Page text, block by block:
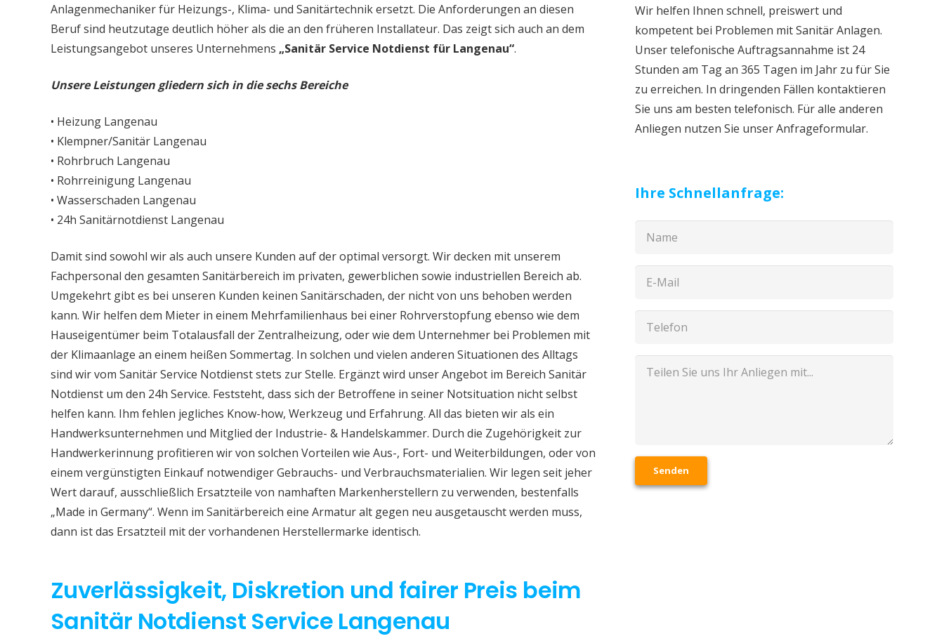
Anlagenmechaniker für Heizungs-, Klima- und Sanitärtechnik ersetzt. Die Anforderungen an diesen
Beruf sind heutzutage deutlich höher als die an den früheren Installateur. Das zeigt sich auch an dem
Leistungsangebot unseres Unternehmens „Sanitär Service Notdienst für Langenau“.
Unsere Leistungen gliedern sich in die sechs Bereiche
• Heizung Langenau
• Klempner/Sanitär Langenau
• Rohrbruch Langenau
• Rohrreinigung Langenau
• Wasserschaden Langenau
• 24h Sanitärnotdienst Langenau
Damit sind sowohl wir als auch unsere Kunden auf der optimal versorgt. Wir decken mit unserem
Fachpersonal den gesamten Sanitärbereich im privaten, gewerblichen sowie industriellen Bereich ab.
Umgekehrt gibt es bei unseren Kunden keinen Sanitärschaden, der nicht von uns behoben werden
kann. Wir helfen dem Mieter in einem Mehrfamilienhaus bei einer Rohrverstopfung ebenso wie dem
Hauseigentümer beim Totalausfall der Zentralheizung, oder wie dem Unternehmer bei Problemen mit
der Klimaanlage an einem heißen Sommertag. In solchen und vielen anderen Situationen des Alltags
sind wir vom Sanitär Service Notdienst stets zur Stelle. Ergänzt wird unser Angebot im Bereich Sanitär
Notdienst um den 24h Service. Feststeht, dass sich der Betroffene in seiner Notsituation nicht selbst
helfen kann. Ihm fehlen jegliches Know-how, Werkzeug und Erfahrung. All das bieten wir als ein
Handwerksunternehmen und Mitglied der Industrie- & Handelskammer. Durch die Zugehörigkeit zur
Handwerkerinnung profitieren wir von solchen Vorteilen wie Aus-, Fort- und Weiterbildungen, oder von
einem vergünstigten Einkauf notwendiger Gebrauchs- und Verbrauchsmaterialien. Wir legen seit jeher
Wert darauf, ausschließlich Ersatzteile von namhaften Markenherstellern zu verwenden, bestenfalls
„Made in Germany“. Wenn im Sanitärbereich eine Armatur alt gegen neu ausgetauscht werden muss,
dann ist das Ersatzteil mit der vorhandenen Herstellermarke identisch.
Zuverlässigkeit, Diskretion und fairer Preis beim
Sanitär Notdienst Service Langenau
Wir helfen Ihnen schnell, preiswert und
kompetent bei Problemen mit Sanitär Anlagen.
Unser telefonische Auftragsannahme ist 24
Stunden am Tag an 365 Tagen im Jahr zu für Sie
zu erreichen. In dringenden Fällen kontaktieren
Sie uns am besten telefonisch. Für alle anderen
Anliegen nutzen Sie unser Anfrageformular.
Ihre Schnellanfrage:
Senden